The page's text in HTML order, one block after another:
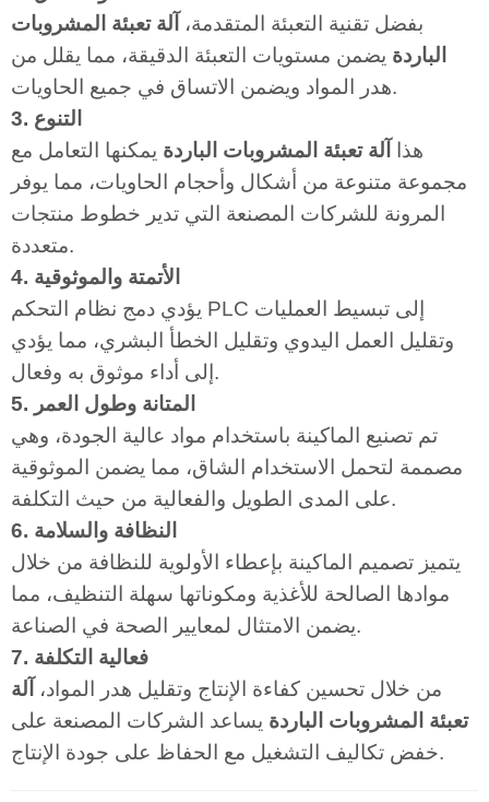
بفضل تقنية التعبئة المتقدمة،
آلة تعبئة المشروبات
الباردة يضمن مستويات التعبئة الدقيقة، مما يقلل من
هدر المواد ويضمن الاتساق في جميع الحاويات.
3. التنوع
هذا
آلة تعبئة المشروبات الباردة يمكنها التعامل مع
مجموعة متنوعة من أشكال وأحجام الحاويات، مما يوفر
المرونة للشركات المصنعة التي تدير خطوط منتجات
متعددة.
4. الأتمتة والموثوقية
يؤدي دمج نظام التحكم PLC إلى تبسيط العمليات
وتقليل العمل اليدوي وتقليل الخطأ البشري، مما يؤدي
إلى أداء موثوق به وفعال.
5. المتانة وطول العمر
تم تصنيع الماكينة باستخدام مواد عالية الجودة، وهي
مصممة لتحمل الاستخدام الشاق، مما يضمن الموثوقية
على المدى الطويل والفعالية من حيث التكلفة.
6. النظافة والسلامة
يتميز تصميم الماكينة بإعطاء الأولوية للنظافة من خلال
موادها الصالحة للأغذية ومكوناتها سهلة التنظيف، مما
يضمن الامتثال لمعايير الصحة في الصناعة.
7. فعالية التكلفة
من خلال تحسين كفاءة الإنتاج وتقليل هدر المواد،
آلة
تعبئة المشروبات الباردة يساعد الشركات المصنعة على
خفض تكاليف التشغيل مع الحفاظ على جودة الإنتاج.